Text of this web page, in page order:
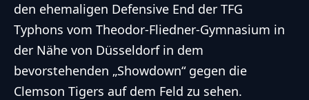
den ehemaligen Defensive End der TFG
Typhons vom Theodor-Fliedner-Gymnasium in
der Nähe von Düsseldorf in dem
bevorstehenden „Showdown“ gegen die
Clemson Tigers auf dem Feld zu sehen.